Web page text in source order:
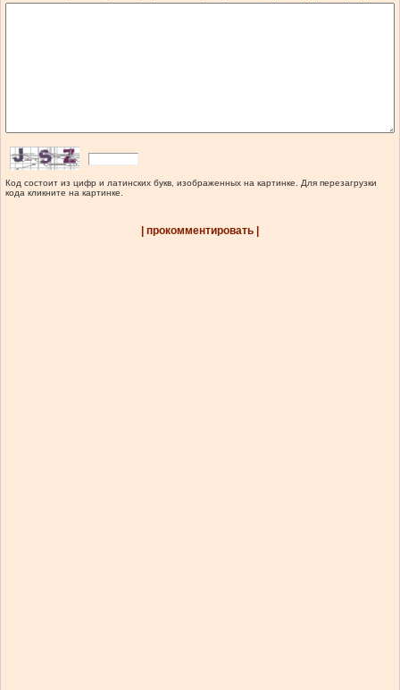
Код состоит из цифр и латинских букв, изображенных на картинке. Для перезагрузки
кода кликните на картинке.
| прокомментировать |